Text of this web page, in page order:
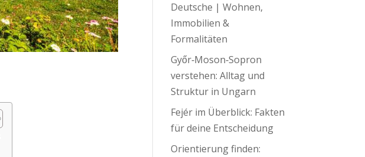
Deutsche | Wohnen,
Immobilien &
Formalitäten
Győr‑Moson‑Sopron
verstehen: Alltag und
Struktur in Ungarn
Fejér im Überblick: Fakten
für deine Entscheidung
Orientierung finden: